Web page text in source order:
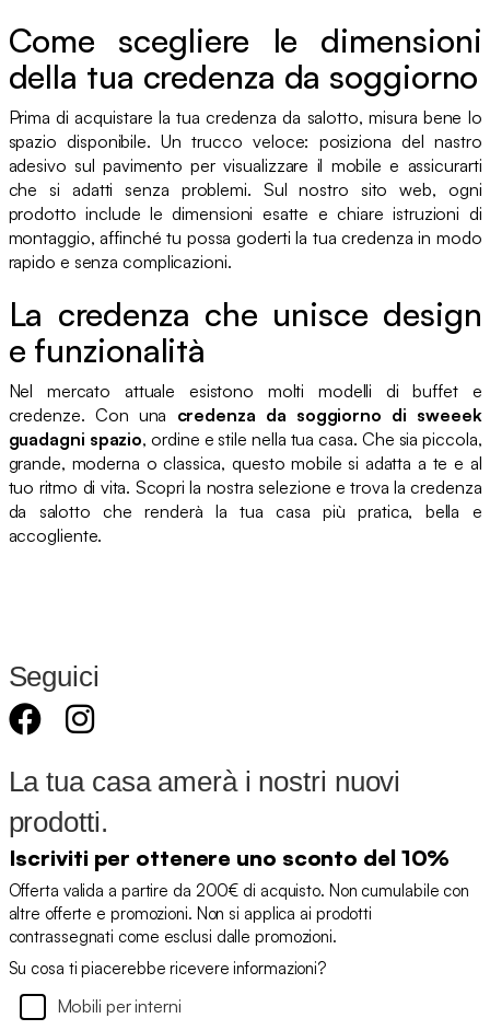
Come scegliere le dimensioni
della tua credenza da soggiorno
Prima di acquistare la tua credenza da salotto, misura bene lo
spazio disponibile. Un trucco veloce: posiziona del nastro
adesivo sul pavimento per visualizzare il mobile e assicurarti
che si adatti senza problemi. Sul nostro sito web, ogni
prodotto include le dimensioni esatte e chiare istruzioni di
montaggio, affinché tu possa goderti la tua credenza in modo
rapido e senza complicazioni.
La credenza che unisce design
e funzionalità
Nel mercato attuale esistono molti modelli di buffet e
credenze. Con una credenza da soggiorno di sweeek
guadagni spazio, ordine e stile nella tua casa. Che sia piccola,
grande, moderna o classica, questo mobile si adatta a te e al
tuo ritmo di vita. Scopri la nostra selezione e trova la credenza
da salotto che renderà la tua casa più pratica, bella e
accogliente.
Seguici
La tua casa amerà i nostri nuovi
prodotti.
Iscriviti per ottenere uno sconto del 10%
Offerta valida a partire da 200€ di acquisto. Non cumulabile con
altre offerte e promozioni. Non si applica ai prodotti
contrassegnati come esclusi dalle promozioni.
Su cosa ti piacerebbe ricevere informazioni?
Mobili per interni